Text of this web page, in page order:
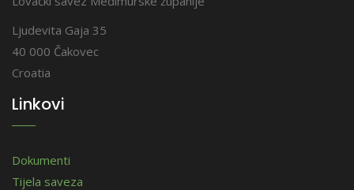
Ljudevita Gaja 35
40 000 Čakovec
Croatia
Linkovi
Dokumenti
Tijela saveza